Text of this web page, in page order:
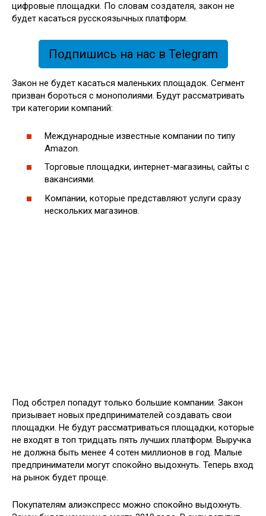
цифровые площадки. По словам создателя, закон не
будет касаться русскоязычных платформ.
Подпишись на нас в Telegram
Закон не будет касаться маленьких площадок. Сегмент
призван бороться с монополиями. Будут рассматривать
три категории компаний:
Международные известные компании по типу
Amazon.
Торговые площадки, интернет-магазины, сайты с
вакансиями.
Компании, которые представляют услуги сразу
нескольких магазинов.
Под обстрел попадут только большие компании. Закон
призывает новых предпринимателей создавать свои
площадки. Не будут рассматриваться площадки, которые
не входят в топ тридцать пять лучших платформ. Выручка
не должна быть менее 4 сотен миллионов в год. Малые
предприниматели могут спокойно выдохнуть. Теперь вход
на рынок будет проще.
Покупателям алиэкспресс можно спокойно выдохнуть.